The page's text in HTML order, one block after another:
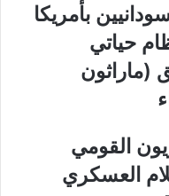
بأمريكا
حياتي
القومي
العسكري